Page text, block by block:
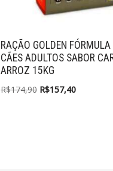
RAÇÃO GOLDEN FÓRMULA
CÃES ADULTOS SABOR
ARROZ 15KG
R$174,90 R$157,40